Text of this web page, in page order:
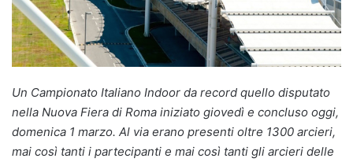
Un Campionato Italiano Indoor da record quello disputato
nella Nuova Fiera di Roma iniziato giovedì e concluso oggi,
domenica 1 marzo. Al via erano presenti oltre 1300 arcieri,
mai così tanti i partecipanti e mai così tanti gli arcieri delle